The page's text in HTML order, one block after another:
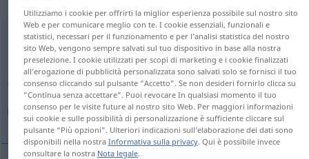
freistehen
Panoramica di tutte le traduzion
(Fai clic sulla/Tocca traduzione per maggiori dettagli)
لك أن
Utilizziamo i cookie per offrirti la miglior esperienza possibile sul nostro sito
Web e per comunicare meglio con te. I cookie essenziali, funzionali e
statistici, necessari per il funzionamento e per l’analisi statistica del nostro
sito Web, vengono sempre salvati sul tuo dispositivo in base alla nostra
preselezione. I cookie utilizzati per scopi di marketing e i cookie finalizzati
all’erogazione di pubblicità personalizzata sono salvati solo se fornisci il tuo
consenso cliccando sul pulsante “Accetto”. Se non desideri fornirlo clicca su
“Continua senza accettare”. Puoi revocare In qualsiasi momento il tuo
consenso per le visite future al nostro sito Web. Per maggiori informazioni
sui cookie e sulle possibilità di personalizzazione è sufficiente cliccare sul
pulsante “Più opzioni”. Ulteriori indicazioni sull’elaborazione dei dati sono
disponibili nella nostra Informativa sulla privacy. Qui è possibile invece
consultare la nostra Nota legale.